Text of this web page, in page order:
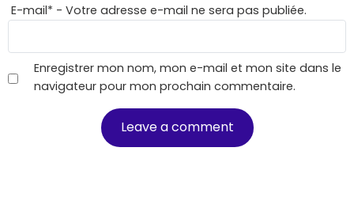
E-mail* - Votre adresse e-mail ne sera pas publiée.
Enregistrer mon nom, mon e-mail et mon site dans le
navigateur pour mon prochain commentaire.